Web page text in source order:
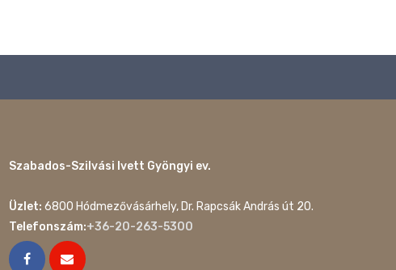
Szabados-Szilvási Ivett Gyöngyi ev.
Üzlet: 6800 Hódmezővásárhely, Dr. Rapcsák András út 20.
Telefonszám:+36-20-263-5300